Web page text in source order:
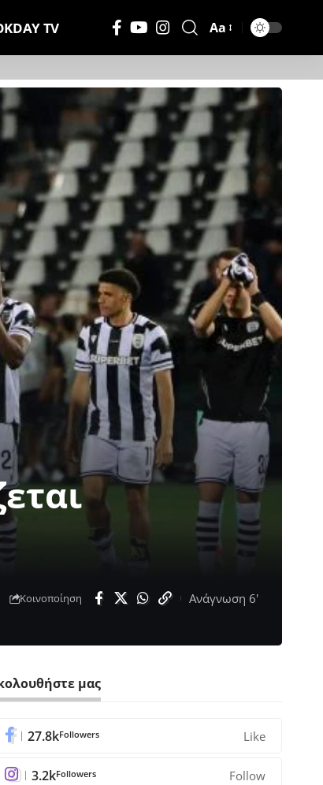
TV
Μέγεθος
Γραμματοσειράς
Aa
Κοινοποίηση Ανάγνωση 6'
μας
27.8kFollowers Like
3.2kFollowers Follow